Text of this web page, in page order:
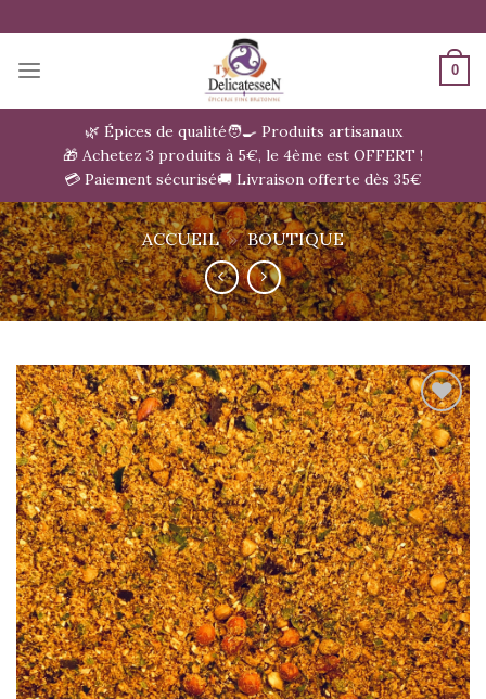
au
contenu
0
🌿 Épices de qualité🧑‍🍳 Produits artisanaux
🎁 Achetez 3 produits à 5€, le 4ème est OFFERT !
💳 Paiement sécurisé🚚 Livraison offerte dès 35€
ACCUEIL » BOUTIQUE